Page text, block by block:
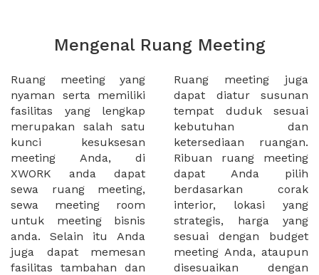
Mengenal Ruang Meeting
Ruang meeting yang
nyaman serta memiliki
fasilitas yang lengkap
merupakan salah satu
kunci kesuksesan
meeting Anda, di
XWORK anda dapat
sewa ruang meeting,
sewa meeting room
untuk meeting bisnis
anda. Selain itu Anda
juga dapat memesan
fasilitas tambahan dan
Ruang meeting juga
dapat diatur susunan
tempat duduk sesuai
kebutuhan dan
ketersediaan ruangan.
Ribuan ruang meeting
dapat Anda pilih
berdasarkan corak
interior, lokasi yang
strategis, harga yang
sesuai dengan budget
meeting Anda, ataupun
disesuaikan dengan